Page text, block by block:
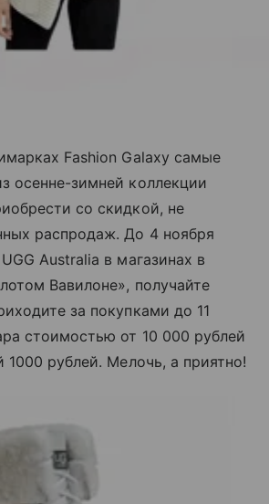
Fashion Galaxy самые
осенне-зимней коллекции
со скидкой, не
распродаж. До 4 ноября
Australia в магазинах в
Вавилоне», получайте
за покупками до 11
стоимостью от 10 000 рублей
1000 рублей. Мелочь, а приятно!